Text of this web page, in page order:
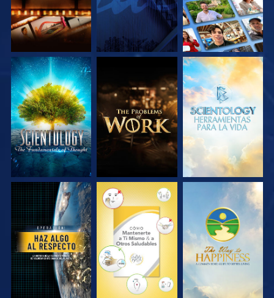
EXPLORA LAS
SERIES
EXPLORA LAS
SERIES
EXPLORA LAS
SERIES
VE VE VE